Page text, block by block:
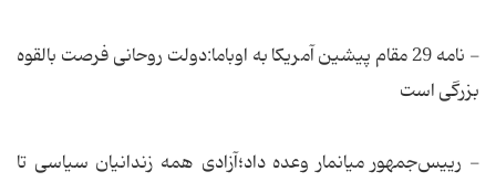
- نامه 29 مقام پیشین آمریکا به اوباما:دولت روحانی فرصت بالقوه
بزرگی است
- رییس‌جمهور میانمار وعده داد؛آزادی همه زندانیان سیاسی تا